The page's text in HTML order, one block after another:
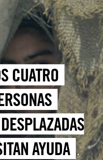
CUATRO
AYUDA